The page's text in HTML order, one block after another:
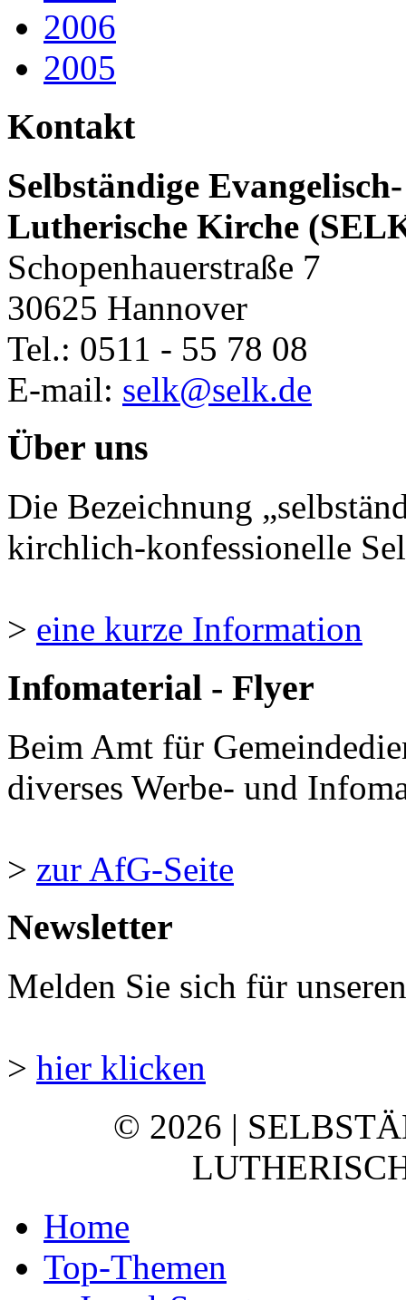
2006
2005
Kontakt
Selbständige Evangelisch-
Lutherische Kirche
Schopenhauerstraße 7
30625 Hannover
Tel.: 0511 - 55 78 08
E-mail: selk@selk.de
Über uns
Die Bezeichnung
kirchlich-konfessionelle
> eine kurze Information
Infomaterial - Flyer
Beim Amt für
diverses Werbe- und
> zur AfG-Seite
Newsletter
Melden Sie sich für
> hier klicken
© 2026 |
Home
Top-Themen